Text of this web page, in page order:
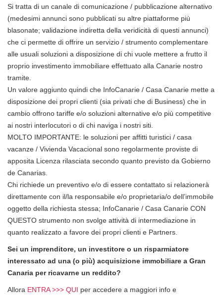
Si tratta di un canale di comunicazione / pubblicazione alternativo
(medesimi annunci sono pubblicati su altre piattaforme più
blasonate; validazione indiretta della veridicità di questi annunci)
che ci permette di offrire un servizio / strumento complementare
alle usuali soluzioni a disposizione di chi vuole mettere a frutto il
proprio investimento immobiliare effettuato alla Canarie nostro
tramite.
Un valore aggiunto quindi che InfoCanarie / Casa Canarie mette a
disposizione dei propri clienti (sia privati che di Business) che in
cambio offrono tariffe e/o soluzioni alternative e/o più competitive
ai nostri interlocutori o di chi naviga i nostri siti.
MOLTO IMPORTANTE: le soluzioni per affitti turistici / casa
vacanze / Vivienda Vacacional sono regolarmente proviste di
apposita Licenza rilasciata secondo quanto previsto da Gobierno
de Canarias.
Chi richiede un preventivo e/o di essere contattato si relazionerà
direttamente con il/la responsabile e/o proprietaria/o dell’immobile
oggetto della richiesta stessa; InfoCanarie / Casa Canarie CON
QUESTO strumento non svolge attività di intermediazione in
quanto realizzato a favore dei propri clienti e Partners.
Sei un imprenditore, un investitore o un risparmiatore
interessato ad una (o più) acquisizione immobiliare a Gran
Canaria per ricavarne un reddito?
Allora ENTRA >>> QUI per accedere a maggiori info e